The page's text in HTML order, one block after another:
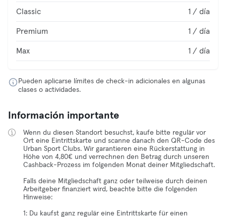
Classic 1 / día
Premium 1 / día
Max 1 / día
Pueden aplicarse límites de check-in adicionales en algunas
clases o actividades.
Información importante
Wenn du diesen Standort besuchst, kaufe bitte regulär vor
Ort eine Eintrittskarte und scanne danach den QR-Code des
Urban Sport Clubs. Wir garantieren eine Rückerstattung in
Höhe von 4,80€ und verrechnen den Betrag durch unseren
Cashback-Prozess im folgenden Monat deiner Mitgliedschaft.
Falls deine Mitgliedschaft ganz oder teilweise durch deinen
Arbeitgeber finanziert wird, beachte bitte die folgenden
Hinweise:
1: Du kaufst ganz regulär eine Eintrittskarte für einen